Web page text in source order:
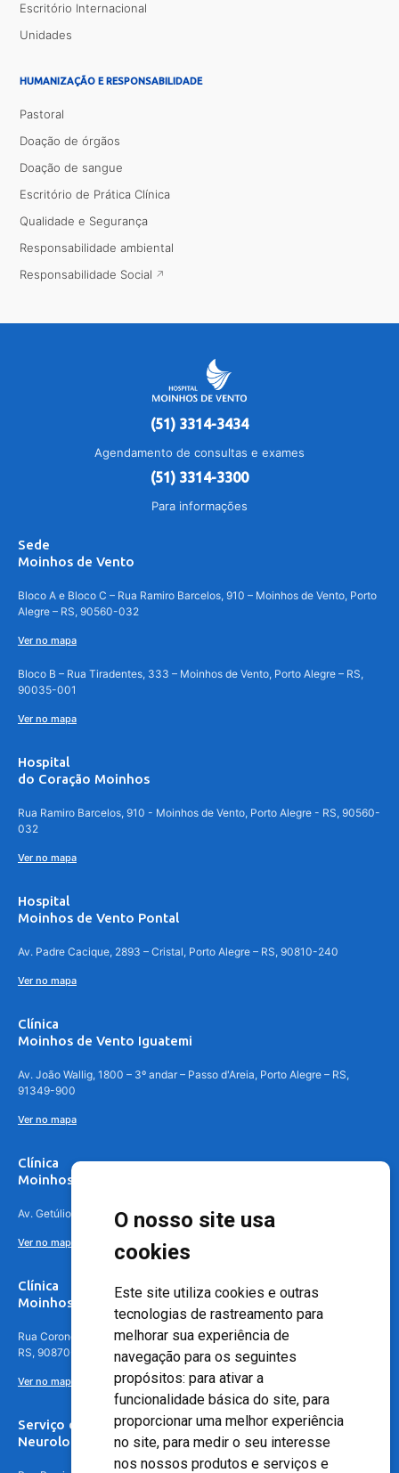
O nosso site usa
cookies
Este site utiliza cookies e outras
tecnologias de rastreamento para
melhorar sua experiência de
navegação para os seguintes
propósitos: para ativar a
funcionalidade básica do site, para
proporcionar uma melhor experiência
no site, para medir o seu interesse
nos nossos produtos e serviços e
Escritório Internacional
Unidades
HUMANIZAÇÃO E RESPONSABILIDADE
Pastoral
Doação de órgãos
Doação de sangue
Escritório de Prática Clínica
Qualidade e Segurança
Responsabilidade ambiental
Responsabilidade Social
(51) 3314-3434
Agendamento de consultas e exames
(51) 3314-3300
Para informações
Sede
Moinhos de Vento
Bloco A e Bloco C – Rua Ramiro Barcelos, 910 – Moinhos de Vento, Porto
Alegre – RS, 90560-032
Ver no mapa
Bloco B – Rua Tiradentes, 333 – Moinhos de Vento, Porto Alegre – RS,
90035-001
Ver no mapa
Hospital
do Coração Moinhos
Rua Ramiro Barcelos, 910 - Moinhos de Vento, Porto Alegre - RS, 90560-
032
Ver no mapa
Hospital
Moinhos de Vento Pontal
Av. Padre Cacique, 2893 – Cristal, Porto Alegre – RS, 90810-240
Ver no mapa
Clínica
Moinhos de Vento Iguatemi
Av. João Wallig, 1800 – 3º andar – Passo d'Areia, Porto Alegre – RS,
91349-900
Ver no mapa
Clínica
Moinhos de Vento Canoas
Av. Getúlio Vargas, 4841 – Centro, Canoas – RS, 92010-010
Ver no mapa
Clínica
Moinhos de Vento - Teresópolis
Rua Coronel Aparício Borges, 250 - 3º andar - Teresópolis, Porto Alegre -
RS, 90870-016
Ver no mapa
Serviço de
Neurologia